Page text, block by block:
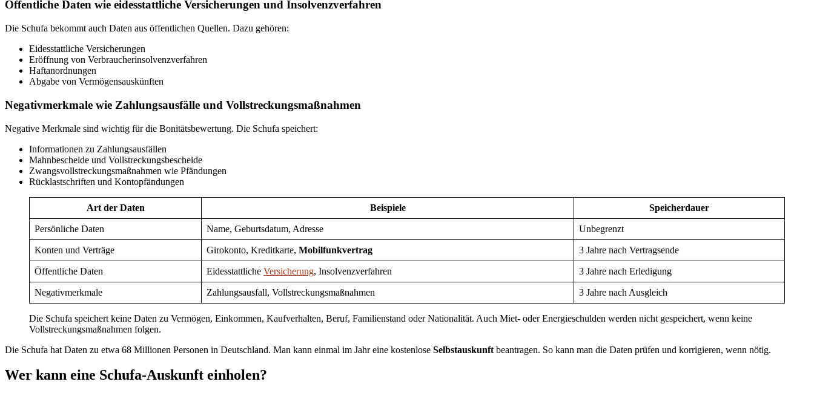
Öffentliche Daten wie eidesstattliche Versicherungen und Insolvenzverfahren
Die Schufa bekommt auch Daten aus öffentlichen Quellen. Dazu gehören:
Eidesstattliche Versicherungen
Eröffnung von Verbraucherinsolvenzverfahren
Haftanordnungen
Abgabe von Vermögensauskünften
Negativmerkmale wie Zahlungsausfälle und Vollstreckungsmaßnahmen
Negative Merkmale sind wichtig für die Bonitätsbewertung. Die Schufa speichert:
Informationen zu Zahlungsausfällen
Mahnbescheide und Vollstreckungsbescheide
Zwangsvollstreckungsmaßnahmen wie Pfändungen
Rücklastschriften und Kontopfändungen
Art der Daten Beispiele Speicherdauer
Persönliche Daten Name, Geburtsdatum, Adresse Unbegrenzt
Konten und Verträge Girokonto, Kreditkarte, Mobilfunkvertrag 3 Jahre nach Vertragsende
Öffentliche Daten Eidesstattliche Versicherung, Insolvenzverfahren 3 Jahre nach Erledigung
Negativmerkmale Zahlungsausfall, Vollstreckungsmaßnahmen 3 Jahre nach Ausgleich
Die Schufa speichert keine Daten zu Vermögen, Einkommen, Kaufverhalten, Beruf, Familienstand oder Nationalität. Auch Miet- oder Energieschulden werden nicht gespeichert, wenn keine
Vollstreckungsmaßnahmen folgen.
Die Schufa hat Daten zu etwa 68 Millionen Personen in Deutschland. Man kann einmal im Jahr eine kostenlose Selbstauskunft beantragen. So kann man die Daten prüfen und korrigieren, wenn nötig.
Wer kann eine Schufa-Auskunft einholen?